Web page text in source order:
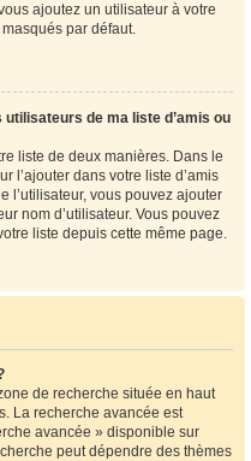
ajoutez un utilisateur à votre
par défaut.
de ma liste d’amis ou
liste de deux manières. Dans le
l’ajouter dans votre liste d’amis
l’utilisateur, vous pouvez ajouter
nom d’utilisateur. Vous pouvez
liste depuis cette même page.
de recherche située en haut
La recherche avancée est
avancée » disponible sur
peut dépendre des thèmes